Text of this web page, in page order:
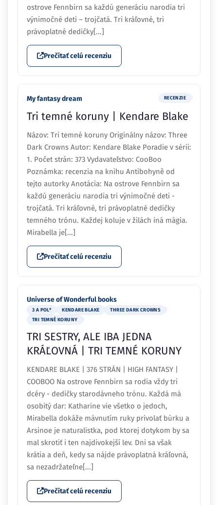
ostrove Fennbirn sa každú generáciu narodia tri
výnimočné deti – trojčatá. Tri kráľovné, tri
právoplatné dedičky[...]
Prečítať celú recenziu
My fantasy dream RECENZIE
Tri temné koruny | Kendare Blake
Názov: Tri temné koruny Originálny názov: Three
Dark Crowns Autor: Kendare Blake Poradie v sérii:
1. Počet strán: 373 Vydavateľstvo: CooBoo
Poznámka: recenzia na knihu Antibohyně od
tejto autorky Anotácia: Na ostrove Fennbirn sa
každú generáciu narodia tri výnimočné deti -
trojčatá. Tri kráľovné, tri právoplatné dedičky
temného trónu. Každej koluje v žilách iná mágia.
Mirabella je[...]
Prečítať celú recenziu
Universe of Wonderful books
3 A POL* KENDARE BLAKE
THREE DARK CROWNS
TRI TEMNÉ KORUNY
TRI SESTRY, ALE IBA JEDNA
KRÁĽOVNÁ | TRI TEMNÉ KORUNY
KENDARE BLAKE | 376 STRÁN | HIGH FANTASY |
COOBOO Na ostrove Fennbirn sa rodia vždy tri
dcéry - dedičky starodávneho trónu. Každá má
osobitý dar: Katharine vie všetko o jedoch,
Mirabella dokáže mávnutím ruky privolať búrku a
Arsinoe je naturalistka, pod ktorej dotykom by sa
mal skrotiť i ten najdivokejší lev. Dni sa však
krátia a deň, kedy sa nájde právoplatná kráľovná,
sa nezadržateľne[...]
Prečítať celú recenziu